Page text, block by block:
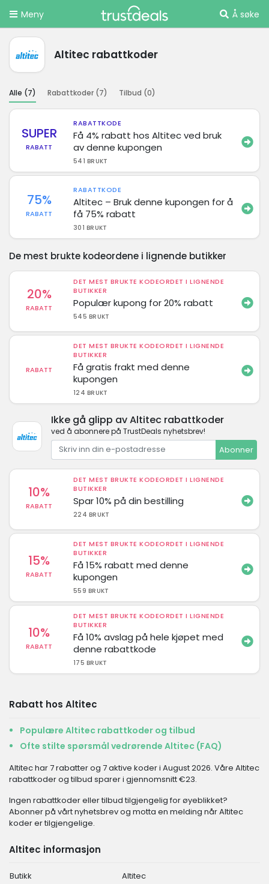
Meny Å søke
Altitec rabattkoder
Alle (7) Rabattkoder (7) Tilbud (0)
SUPER
RABATT
RABATTKODE
Få 4% rabatt hos Altitec ved bruk
av denne kupongen
541 BRUKT
75%
RABATT
RABATTKODE
Altitec – Bruk denne kupongen for å
få 75% rabatt
301 BRUKT
De mest brukte kodeordene i lignende butikker
20%
RABATT
DET MEST BRUKTE KODEORDET I LIGNENDE
BUTIKKER
Populær kupong for 20% rabatt
545 BRUKT
RABATT
DET MEST BRUKTE KODEORDET I LIGNENDE
BUTIKKER
Få gratis frakt med denne
kupongen
124 BRUKT
Ikke gå glipp av Altitec rabattkoder
ved å abonnere på TrustDeals nyhetsbrev!
Abonner
10%
RABATT
DET MEST BRUKTE KODEORDET I LIGNENDE
BUTIKKER
Spar 10% på din bestilling
224 BRUKT
15%
RABATT
DET MEST BRUKTE KODEORDET I LIGNENDE
BUTIKKER
Få 15% rabatt med denne
kupongen
559 BRUKT
10%
RABATT
DET MEST BRUKTE KODEORDET I LIGNENDE
BUTIKKER
Få 10% avslag på hele kjøpet med
denne rabattkode
175 BRUKT
Rabatt hos Altitec
Populære Altitec rabattkoder og tilbud
Ofte stilte spørsmål vedrørende Altitec (FAQ)
Altitec har 7 rabatter og 7 aktive koder i August 2026. Våre Altitec
rabattkoder og tilbud sparer i gjennomsnitt €23.
Ingen rabattkoder eller tilbud tilgjengelig for øyeblikket?
Abonner på vårt nyhetsbrev og motta en melding når Altitec
koder er tilgjengelige.
Altitec informasjon
Butikk
Altitec